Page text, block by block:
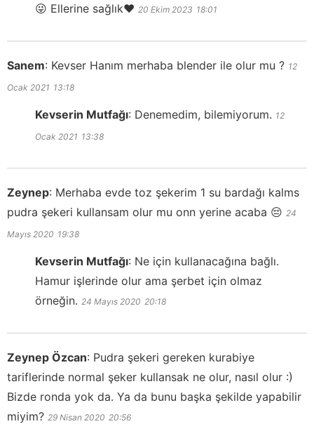
😜 Ellerine sağlık❤️ 20 Ekim 2023 18:01
Sanem: Kevser Hanım merhaba blender ile olur mu ? 12
Ocak 2021 13:18
Kevserin Mutfağı: Denemedim, bilemiyorum. 12
Ocak 2021 13:38
Zeynep: Merhaba evde toz şekerim 1 su bardağı kalms
pudra şekeri kullansam olur mu onn yerine acaba 😔 24
Mayıs 2020 19:38
Kevserin Mutfağı: Ne için kullanacağına bağlı.
Hamur işlerinde olur ama şerbet için olmaz
örneğin. 24 Mayıs 2020 20:18
Zeynep Özcan: Pudra şekeri gereken kurabiye
tariflerinde normal şeker kullansak ne olur, nasıl olur :)
Bizde ronda yok da. Ya da bunu başka şekilde yapabilir
miyim? 29 Nisan 2020 20:56